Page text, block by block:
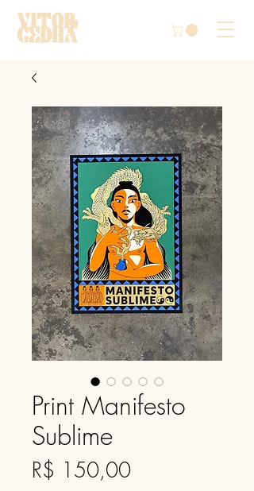
Print Manifesto
Sublime
R$ 150,00Preço